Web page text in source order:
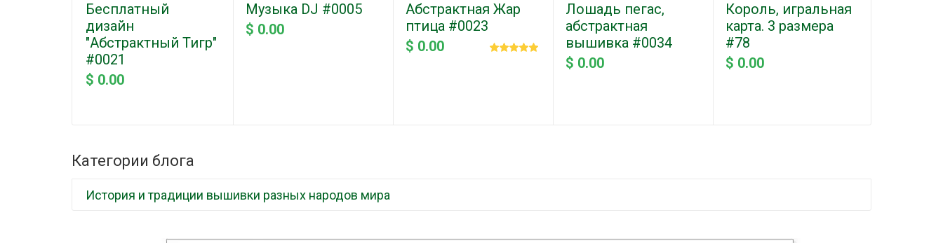
Бесплатный
дизайн
"Абстрактный Тигр"
#0021
$ 0.00
Музыка DJ #0005
$ 0.00
Абстрактная Жар
птица #0023
$ 0.00
Лошадь пегас,
абстрактная
вышивка #0034
$ 0.00
Король, игральная
карта. 3 размера
#78
$ 0.00
Категории блога
История и традиции вышивки разных народов мира